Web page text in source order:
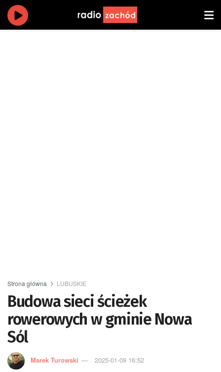
Strona główna LUBUSKIE
Budowa sieci ścieżek
rowerowych w gminie Nowa
Sól
Marek Turowski 2025-01-09 16:52